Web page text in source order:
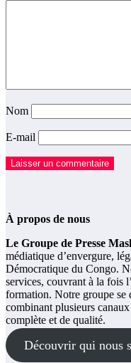
Nom
E-mail
À propos de nous
Le Groupe de Presse
médiatique d’envergure,
Démocratique du Congo.
services, couvrant à la fois
formation. Notre groupe se
combinant plusieurs
complète et de qualité.
Découvrir qui nous